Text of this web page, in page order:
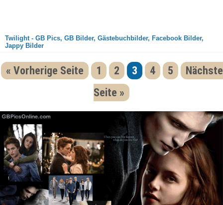
Twilight - GB Pics, GB Bilder, Gästebuchbilder, Facebook Bilder,
Jappy Bilder
« Vorherige Seite 1 2 3 4 5
Nächste
Seite »